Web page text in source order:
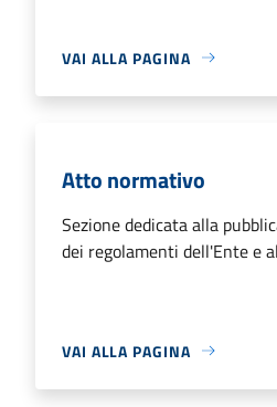
VAI ALLA PAGINA
Atto normativo
Sezione dedicata alla
dei regolamenti dell'Ente e
VAI ALLA PAGINA